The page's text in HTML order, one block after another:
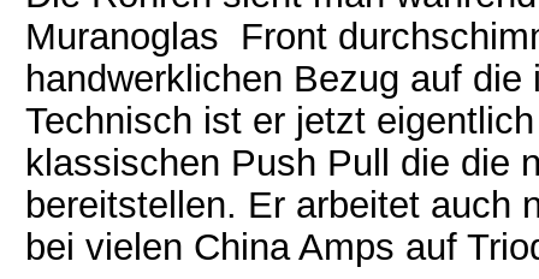
Muranoglas Front
handwerklichen Bezug auf
Technisch ist er jetzt
klassischen Push Pull die die
bereitstellen. Er arbeitet auch
bei vielen China Amps auf